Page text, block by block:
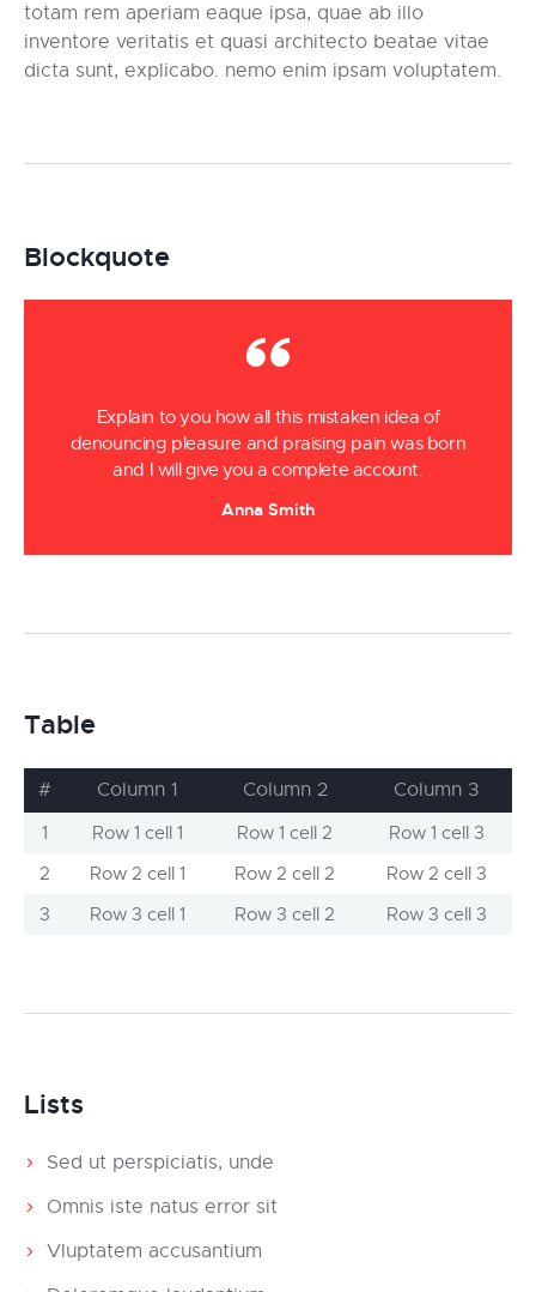
totam rem aperiam eaque ipsa, quae ab illo
inventore veritatis et quasi architecto beatae vitae
dicta sunt, explicabo. nemo enim ipsam voluptatem.
Blockquote
Explain to you how all this mistaken idea of
denouncing pleasure and praising pain was born
and I will give you a complete account.
Anna Smith
Table
# Column 1 Column 2 Column 3
1 Row 1 cell 1 Row 1 cell 2
Row 1 cell 3
2
Row 2 cell 1 Row 2 cell 2
Row 2 cell 3
3
Row 3 cell 1 Row 3 cell 2 Row 3 cell 3
Lists
Sed ut perspiciatis, unde
Omnis iste natus error sit
Vluptatem accusantium